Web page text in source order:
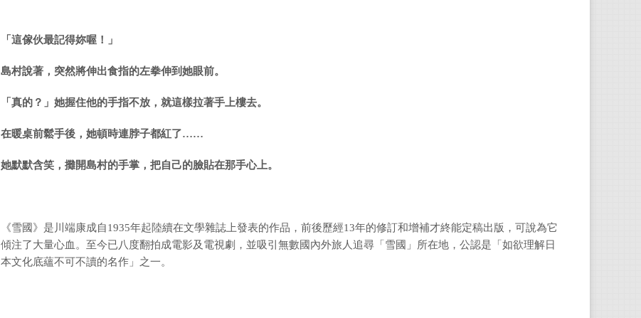
「這傢伙最記得妳喔！」
島村說著，突然將伸出食指的左拳伸到她眼前。
「真的？」她握住他的手指不放，就這樣拉著手上樓去。
在暖桌前鬆手後，她頓時連脖子都紅了……
她默默含笑，攤開島村的手掌，把自己的臉貼在那手心上。
《雪國》是川端康成自1935年起陸續在文學雜誌上發表的作品，前後歷經13年的修訂和增補才終能定稿出版，可說為它
傾注了大量心血。至今已八度翻拍成電影及電視劇，並吸引無數國內外旅人追尋「雪國」所在地，公認是「如欲理解日
本文化底蘊不可不讀的名作」之一。